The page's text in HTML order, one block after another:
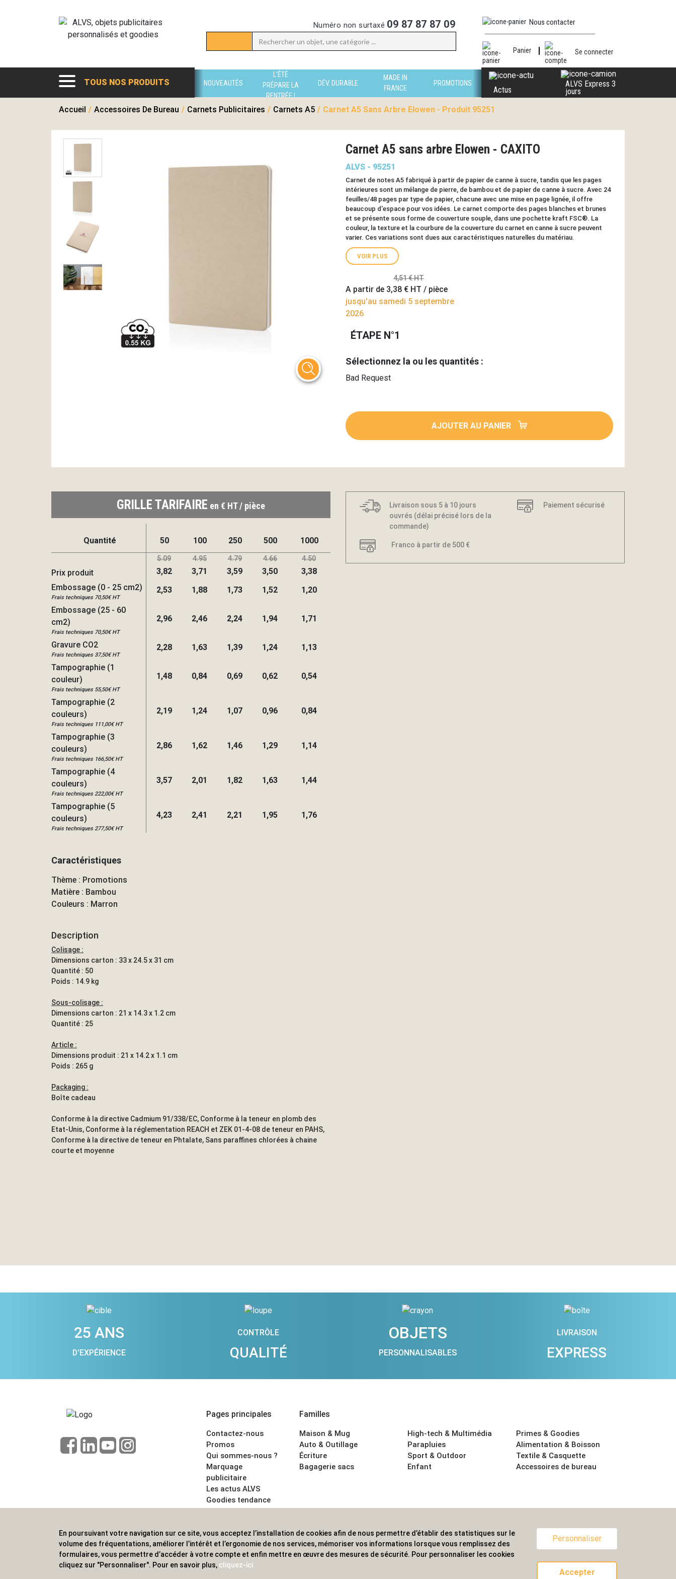
Numéro non surtaxé 09 87 87 87 09 Nous contacter
Panier Se connecter
TOUS NOS PRODUITS NOUVEAUTÉS
L'ÉTÉ
PRÉPARE LA
RENTRÉE !
DÉV. DURABLE
MADE IN
FRANCE
PROMOTIONS
Actus
ALVS Express 3
jours
Accueil / Accessoires De Bureau / Carnets Publicitaires / Carnets A5 / Carnet A5 Sans Arbre Elowen - Produit 95251
Carnet A5 sans arbre Elowen - CAXITO
ALVS - 95251
Carnet de notes A5 fabriqué à partir de papier de canne à sucre, tandis que les pages
intérieures sont un mélange de pierre, de bambou et de papier de canne à sucre. Avec 24
feuilles/48 pages par type de papier, chacune avec une mise en page lignée, il offre
beaucoup d'espace pour vos idées. Le carnet comporte des pages blanches et brunes
et se présente sous forme de couverture souple, dans une pochette kraft FSC®. La
couleur, la texture et la courbure de la couverture du carnet en canne à sucre peuvent
varier. Ces variations sont dues aux caractéristiques naturelles du matériau.
VOIR PLUS
4,51 € HT
A partir de 3,38 € HT / pièce
jusqu'au samedi 5 septembre
2026
ÉTAPE N°1
Sélectionnez la ou les quantités :
Bad Request
AJOUTER AU PANIER
GRILLE TARIFAIRE en € HT / pièce
Quantité 50 100 250 500 1000
5.09 4.95 4.79 4.66 4.50
Prix produit 3,82 3,71 3,59 3,50
3,38
Embossage (0 - 25 cm2)
Frais techniques 70,50€ HT
2,53 1,88 1,73 1,52 1,20
Embossage (25 - 60
cm2)
Frais techniques 70,50€ HT
2,96 2,46 2,24 1,94 1,71
Gravure CO2
Frais techniques 37,50€ HT
2,28 1,63 1,39 1,24 1,13
Tampographie (1
couleur)
Frais techniques 55,50€ HT
1,48 0,84 0,69 0,62 0,54
Tampographie (2
couleurs)
Frais techniques 111,00€ HT
2,19 1,24 1,07 0,96 0,84
Tampographie (3
couleurs)
Frais techniques 166,50€ HT
2,86 1,62 1,46 1,29 1,14
Tampographie (4
couleurs)
Frais techniques 222,00€ HT
3,57 2,01 1,82 1,63 1,44
Tampographie (5
couleurs)
Frais techniques 277,50€ HT
4,23 2,41 2,21 1,95 1,76
Caractéristiques
Thème : Promotions
Matière : Bambou
Couleurs : Marron
Description
Colisage :
Dimensions carton : 33 x 24.5 x 31 cm
Quantité : 50
Poids : 14.9 kg
Sous-colisage :
Dimensions carton : 21 x 14.3 x 1.2 cm
Quantité : 25
Article :
Dimensions produit : 21 x 14.2 x 1.1 cm
Poids : 265 g
Packaging :
Boîte cadeau
Conforme à la directive Cadmium 91/338/EC, Conforme à la teneur en plomb des
Etat-Unis, Conforme à la réglementation REACH et ZEK 01-4-08 de teneur en PAHS,
Conforme à la directive de teneur en Phtalate, Sans paraffines chlorées à chaine
courte et moyenne
Livraison sous 5 à 10 jours
ouvrés (délai précisé lors de la
commande)
Paiement sécurisé
Franco à partir de 500 €
25 ANS
D'EXPÉRIENCE
CONTRÔLE
QUALITÉ
OBJETS
PERSONNALISABLES
LIVRAISON
EXPRESS
Pages principales
Contactez-nous
Promos
Qui sommes-nous ?
Marquage
publicitaire
Les actus ALVS
Goodies tendance
CGV
Familles
Maison & Mug
Auto & Outillage
Écriture
Bagagerie sacs
High-tech & Multimédia
Parapluies
Sport & Outdoor
Enfant
Primes & Goodies
Alimentation & Boisson
Textile & Casquette
Accessoires de bureau
ALVS, fournisseur d'objets publicitaires, pour les professionnels. Une implantation nationale, une couverture internationale.
En poursuivant votre navigation sur ce site, vous acceptez l’installation de cookies afin de nous permettre d’établir des statistiques sur le
volume des fréquentations, améliorer l’intérêt et l’ergonomie de nos services, mémoriser vos informations lorsque vous remplissez des
formulaires, vous permettre d’accéder à votre compte et enfin mettre en œuvre des mesures de sécurité. Pour personnaliser les cookies
cliquez sur "Personnaliser". Pour en savoir plus, cliquez-ici
Personnaliser
Accepter